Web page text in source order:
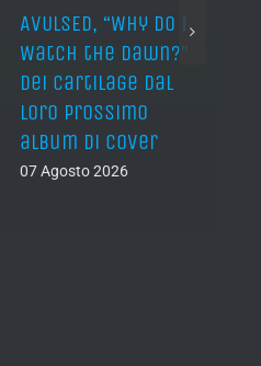
AVULSED, “Why Do I
Watch the Dawn?”
dei Cartilage dal
loro prossimo
album di cover
07 Agosto 2026